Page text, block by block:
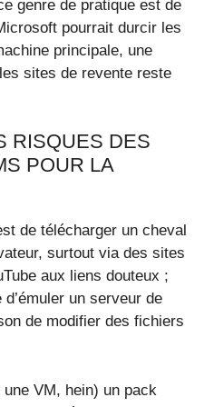
genre de pratique est de
pourrait durcir les
principale, une
sites de revente reste
RISQUES DES
POUR LA
de télécharger un cheval
surtout via des sites
aux liens douteux ;
un serveur de
de modifier des fichiers
VM, hein) un pack